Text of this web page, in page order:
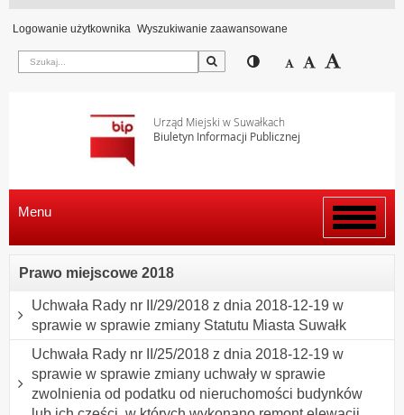
Logowanie użytkownika Wyszukiwanie zaawansowane
Szukaj Przełącz pomiędzy
Zmniejsz
Domyślny
Urząd Miejski w Suwałkach
Biuletyn Informacji Publicznej
Włącz
menu
Menu
Prawo miejscowe 2018
Uchwała Rady nr II/29/2018 z dnia 2018-12-19 w
sprawie w sprawie zmiany Statutu Miasta Suwałk
Uchwała Rady nr II/25/2018 z dnia 2018-12-19 w
sprawie w sprawie zmiany uchwały w sprawie
zwolnienia od podatku od nieruchomości budynków